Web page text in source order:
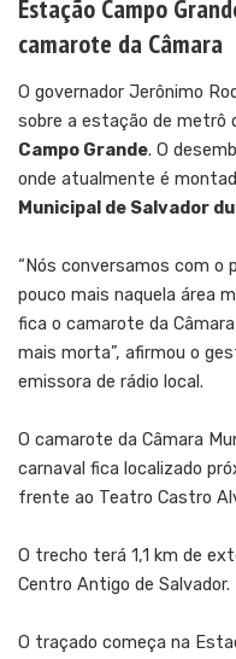
Estação Campo
camarote da Câmara
O governador Jerônimo
sobre a estação de metrô
Campo Grande. O
onde atualmente é
Municipal de Salvador
“Nós conversamos com o
pouco mais naquela área
fica o camarote da
mais morta”, afirmou o
emissora de rádio local.
O camarote da Câmara
carnaval fica localizado
frente ao Teatro Castro
O trecho terá 1,1 km de
Centro Antigo de Salvador.
O traçado começa na